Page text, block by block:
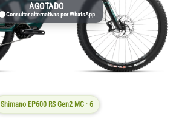
AGOTADO
Consultar alternativas por WhatsApp
Shimano EP600 RS Gen2 MC · 6